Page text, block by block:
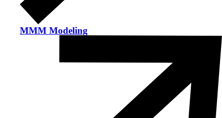
MMM Modeling